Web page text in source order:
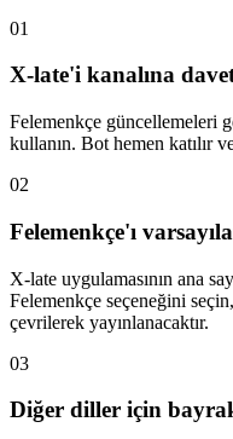
01
X-late'i kanalına
Felemenkçe güncellemeleri
kullanın. Bot hemen katılır
02
Felemenkçe'ı
X-late uygulamasının ana
Felemenkçe seçeneğini
çevrilerek yayınlanacaktır.
03
Diğer diller için